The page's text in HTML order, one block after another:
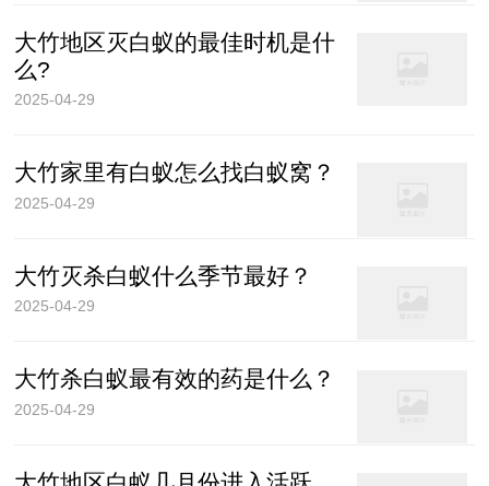
大竹地区灭白蚁的最佳时机是什
么?
2025-04-29
大竹家里有白蚁怎么找白蚁窝？
2025-04-29
大竹灭杀白蚁什么季节最好？
2025-04-29
大竹杀白蚁最有效的药是什么？
2025-04-29